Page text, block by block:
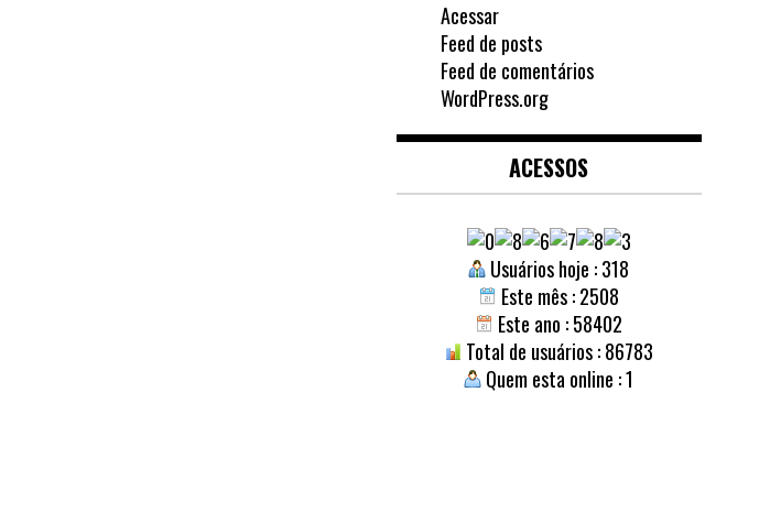
Acessar
Feed de posts
Feed de comentários
WordPress.org
ACESSOS
Usuários hoje : 318
Este mês : 2508
Este ano : 58402
Total de usuários : 86783
Quem esta online : 1